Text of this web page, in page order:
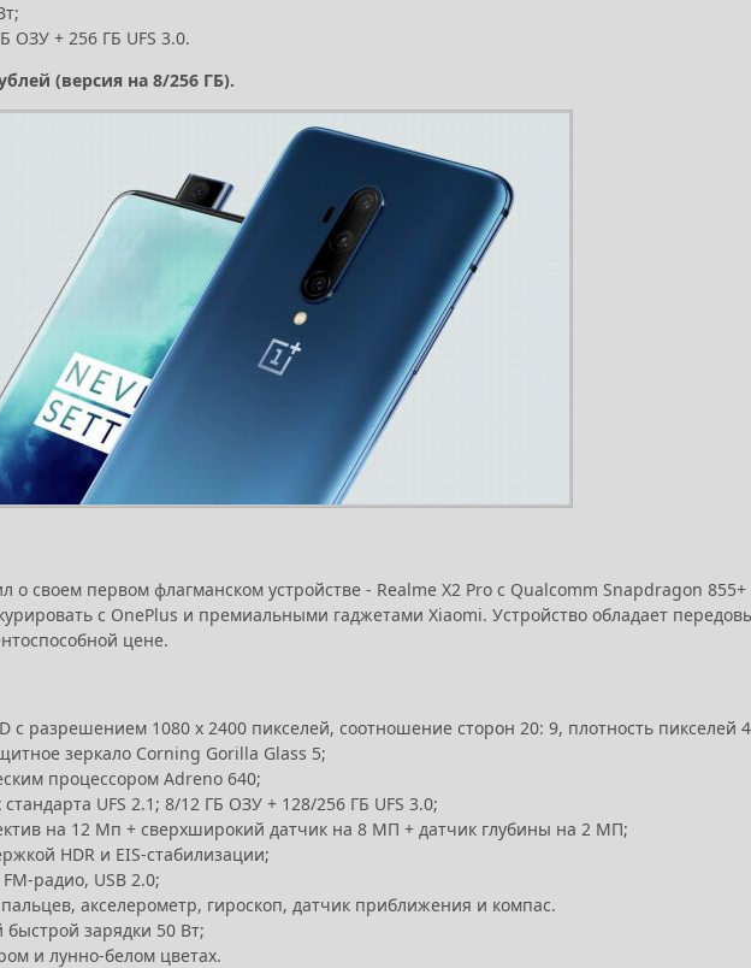
ОЗУ + 256 ГБ UFS 3.0.
(версия на 8/256 ГБ).
своем первом флагманском устройстве - Realme X2 Pro с Qualcomm Snapdragon 855+
с OnePlus и премиальными гаджетами Xiaomi. Устройство обладает
цене.
разрешением 1080 x 2400 пикселей, соотношение сторон 20: 9, плотность пикселей
зеркало Corning Gorilla Glass 5;
процессором Adreno 640;
UFS 2.1; 8/12 ГБ ОЗУ + 128/256 ГБ UFS 3.0;
на 12 Мп + сверхширокий датчик на 8 МП + датчик глубины на 2 МП;
HDR и EIS-стабилизации;
радио, USB 2.0;
акселерометр, гироскоп, датчик приближения и компас.
быстрой зарядки 50 Вт;
и лунно-белом цветах.